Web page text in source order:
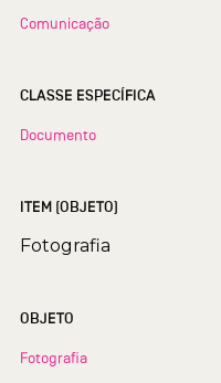
Comunicação
CLASSE ESPECÍFICA
Documento
ITEM (OBJETO)
Fotografia
OBJETO
Fotografia